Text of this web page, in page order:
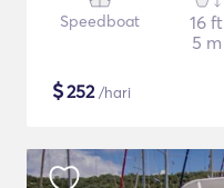
Speedboat
16 ft
5 m
$252/hari